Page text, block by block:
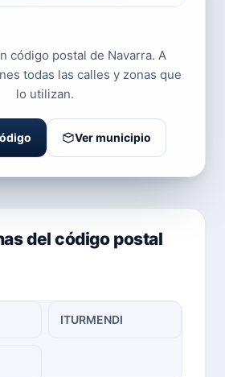
código postal de Navarra. A
todas las calles y zonas que
lo utilizan.
Ver municipio
del código postal
ITURMENDI